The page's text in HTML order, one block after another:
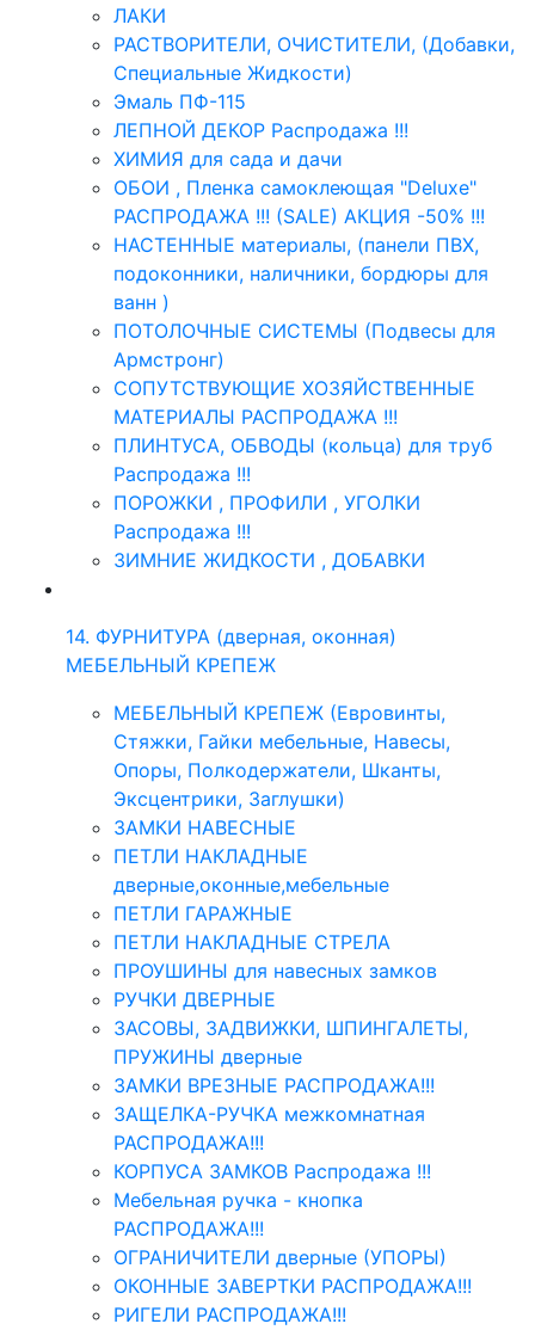
ЛАКИ
РАСТВОРИТЕЛИ, ОЧИСТИТЕЛИ, (Добавки,
Специальные Жидкости)
Эмаль ПФ-115
ЛЕПНОЙ ДЕКОР Распродажа !!!
ХИМИЯ для сада и дачи
ОБОИ , Пленка самоклеющая "Deluxe"
РАСПРОДАЖА !!! (SALE) АКЦИЯ -50% !!!
НАСТЕННЫЕ материалы, (панели ПВХ,
подоконники, наличники, бордюры для
ванн )
ПОТОЛОЧНЫЕ СИСТЕМЫ (Подвесы для
Армстронг)
СОПУТСТВУЮЩИЕ ХОЗЯЙСТВЕННЫЕ
МАТЕРИАЛЫ РАСПРОДАЖА !!!
ПЛИНТУСА, ОБВОДЫ (кольца) для труб
Распродажа !!!
ПОРОЖКИ , ПРОФИЛИ , УГОЛКИ
Распродажа !!!
ЗИМНИЕ ЖИДКОСТИ , ДОБАВКИ
14. ФУРНИТУРА (дверная, оконная)
МЕБЕЛЬНЫЙ КРЕПЕЖ
МЕБЕЛЬНЫЙ КРЕПЕЖ (Евровинты,
Стяжки, Гайки мебельные, Навесы,
Опоры, Полкодержатели, Шканты,
Эксцентрики, Заглушки)
ЗАМКИ НАВЕСНЫЕ
ПЕТЛИ НАКЛАДНЫЕ
дверные,оконные,мебельные
ПЕТЛИ ГАРАЖНЫЕ
ПЕТЛИ НАКЛАДНЫЕ СТРЕЛА
ПРОУШИНЫ для навесных замков
РУЧКИ ДВЕРНЫЕ
ЗАСОВЫ, ЗАДВИЖКИ, ШПИНГАЛЕТЫ,
ПРУЖИНЫ дверные
ЗАМКИ ВРЕЗНЫЕ РАСПРОДАЖА!!!
ЗАЩЕЛКА-РУЧКА межкомнатная
РАСПРОДАЖА!!!
КОРПУСА ЗАМКОВ Распродажа !!!
Мебельная ручка - кнопка
РАСПРОДАЖА!!!
ОГРАНИЧИТЕЛИ дверные (УПОРЫ)
ОКОННЫЕ ЗАВЕРТКИ РАСПРОДАЖА!!!
РИГЕЛИ РАСПРОДАЖА!!!